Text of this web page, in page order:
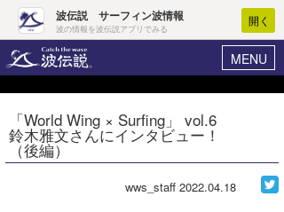
波伝説 サーフィン波情報
波の情報を波伝説アプリでみる
開く
MENU
ヘルプ マイホーム
ログイン
「World Wing × Surfing」 vol.6
鈴木雅文さんにインタビュー！
（後編）
wws_staff 2022.04.18
Core Surf Japan
コンテスト
ファッション/グッズ